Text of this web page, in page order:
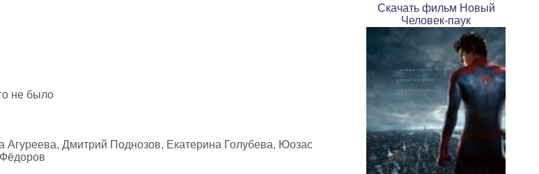
не было
Дмитрий Поднозов, Екатерина Голубева, Юозас
Скачать фильм Новый
Человек-паук